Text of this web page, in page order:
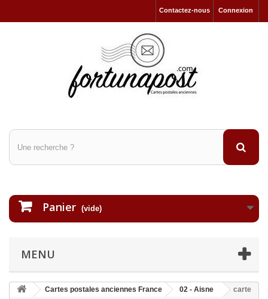
Connexion
Contactez-nous
Panier (vide)
MENU
Cartes postales anciennes France 02 - Aisne
carte